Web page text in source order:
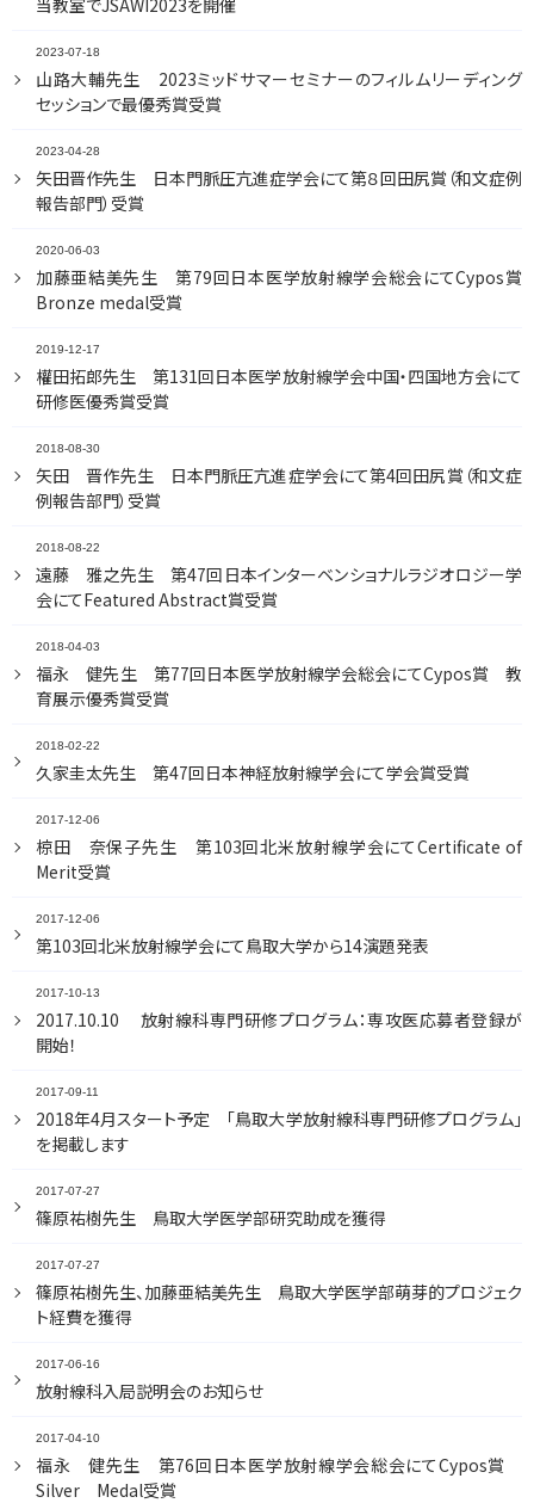
当教室でJSAWI2023を開催
2023-07-18
山路大輔先生 2023ミッドサマーセミナーのフィルムリーディング
セッションで最優秀賞受賞
2023-04-28
矢田晋作先生 日本門脈圧亢進症学会にて第８回田尻賞（和文症例
報告部門）受賞
2020-06-03
加藤亜結美先生 第79回日本医学放射線学会総会にてCypos賞
Bronze medal受賞
2019-12-17
權田拓郎先生 第131回日本医学放射線学会中国・四国地方会にて
研修医優秀賞受賞
2018-08-30
矢田 晋作先生 日本門脈圧亢進症学会にて第4回田尻賞（和文症
例報告部門）受賞
2018-08-22
遠藤 雅之先生 第47回日本インターベンショナルラジオロジー学
会にてFeatured Abstract賞受賞
2018-04-03
福永 健先生 第77回日本医学放射線学会総会にてCypos賞 教
育展示優秀賞受賞
2018-02-22
久家圭太先生 第47回日本神経放射線学会にて学会賞受賞
2017-12-06
椋田 奈保子先生 第103回北米放射線学会にてCertificate of
Merit受賞
2017-12-06
第103回北米放射線学会にて鳥取大学から14演題発表
2017-10-13
2017.10.10 放射線科専門研修プログラム：専攻医応募者登録が
開始！
2017-09-11
2018年4月スタート予定 「鳥取大学放射線科専門研修プログラム」
を掲載します
2017-07-27
篠原祐樹先生 鳥取大学医学部研究助成を獲得
2017-07-27
篠原祐樹先生、加藤亜結美先生 鳥取大学医学部萌芽的プロジェク
ト経費を獲得
2017-06-16
放射線科入局説明会のお知らせ
2017-04-10
福永 健先生 第76回日本医学放射線学会総会にてCypos賞
Silver Medal受賞